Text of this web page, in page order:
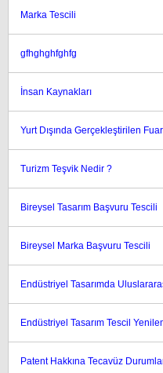
Marka Tescili
gfhghghfghfg
İnsan Kaynakları
Yurt Dışında Gerçekleştirilen
Turizm Teşvik Nedir ?
Bireysel Tasarım Başvuru Tescili
Bireysel Marka Başvuru Tescili
Endüstriyel Tasarımda
Endüstriyel Tasarım Tescil
Patent Hakkına Tecavüz